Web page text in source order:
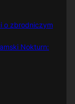
o zbrodniczym
Nokturn: